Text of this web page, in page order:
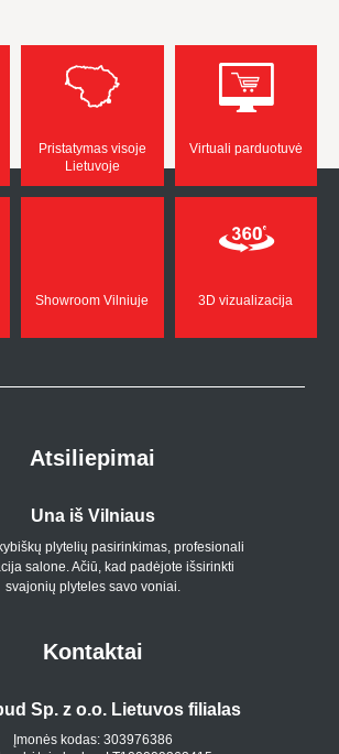
Pristatymas visoje
Lietuvoje
Virtuali parduotuvė
Showroom Vilniuje 3D vizualizacija
Atsiliepimai
Una iš Vilniaus
plytelių pasirinkimas, profesionali
salone. Ačiū, kad padėjote išsirinkti
svajonių plyteles savo voniai.
Kontaktai
Sp. z o.o. Lietuvos filialas
Įmonės kodas: 303976386